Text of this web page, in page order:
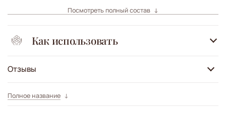
Посмотреть полный состав
Как использовать
Отзывы
Полное название